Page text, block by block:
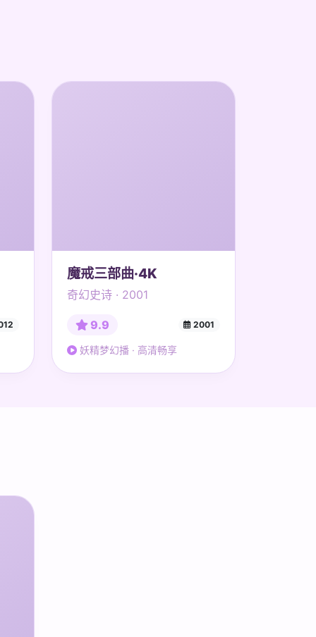
魔戒三部曲·4K
奇幻史诗 · 2001
9.9 2001
妖精梦幻播 · 高清畅享